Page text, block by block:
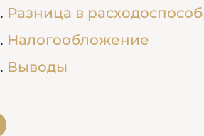
Разница в
Налогообложение
Выводы